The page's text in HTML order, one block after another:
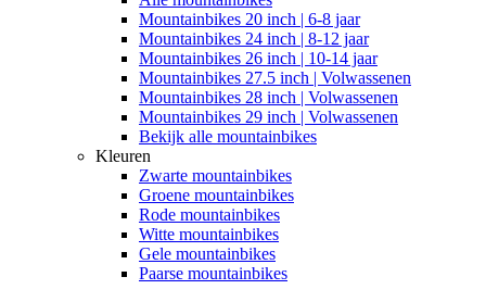
Mountainbikes 20 inch | 6-8 jaar
Mountainbikes 24 inch | 8-12 jaar
Mountainbikes 26 inch | 10-14 jaar
Mountainbikes 27.5 inch | Volwassenen
Mountainbikes 28 inch | Volwassenen
Mountainbikes 29 inch | Volwassenen
Bekijk alle mountainbikes
Kleuren
Zwarte mountainbikes
Groene mountainbikes
Rode mountainbikes
Witte mountainbikes
Gele mountainbikes
Paarse mountainbikes